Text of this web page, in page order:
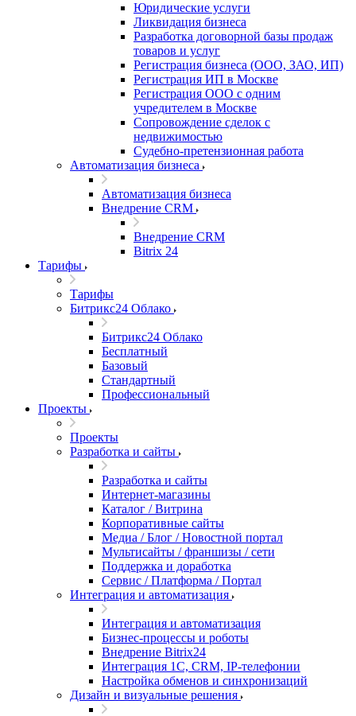
Юридические услуги
Ликвидация бизнеса
Разработка договорной базы продаж
товаров и услуг
Регистрация бизнеса (ООО, ЗАО, ИП)
Регистрация ИП в Москве
Регистрация ООО с одним
учредителем в Москве
Сопровождение сделок с
недвижимостью
Судебно-претензионная работа
Автоматизация бизнеса
Автоматизация бизнеса
Внедрение CRM
Внедрение CRM
Bitrix 24
Тарифы
Тарифы
Битрикс24 Облако
Битрикс24 Облако
Бесплатный
Базовый
Стандартный
Профессиональный
Проекты
Проекты
Разработка и сайты
Разработка и сайты
Интернет-магазины
Каталог / Витрина
Корпоративные сайты
Медиа / Блог / Новостной портал
Мультисайты / франшизы / сети
Поддержка и доработка
Сервис / Платформа / Портал
Интеграция и автоматизация
Интеграция и автоматизация
Бизнес-процессы и роботы
Внедрение Bitrix24
Интеграция 1С, CRM, IP-телефонии
Настройка обменов и синхронизаций
Дизайн и визуальные решения